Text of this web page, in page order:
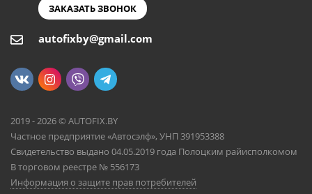
ЗАКАЗАТЬ ЗВОНОК
autofixby@gmail.com
2019 - 2026 © AUTOFIX.BY
Частное предприятие «Автосэлф», УНП 391953388
Свидетельство выдано 04.05.2019 года Полоцким райисполкомом
В торговом реестре № 556173
Информация о защите прав потребителей